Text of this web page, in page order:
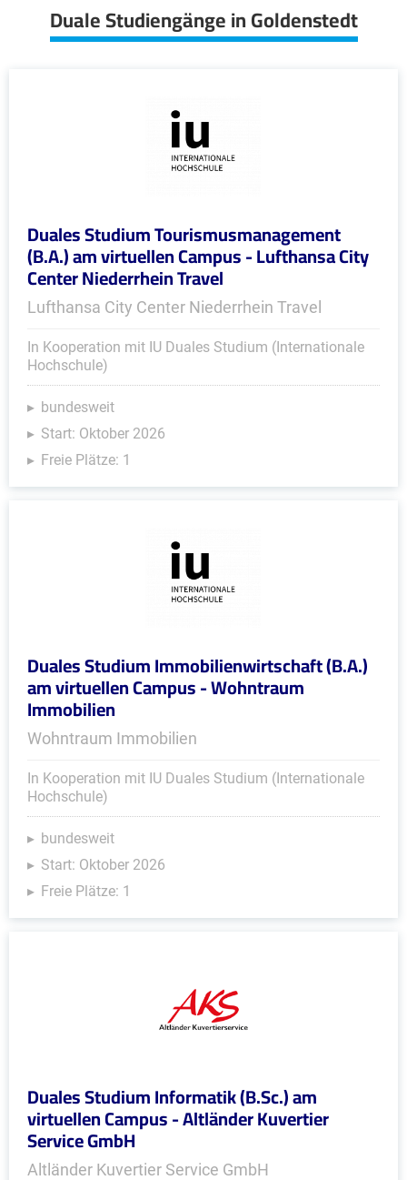
Duale Studiengänge in Goldenstedt
Duales Studium Tourismusmanagement
(B.A.) am virtuellen Campus - Lufthansa City
Center Niederrhein Travel
Lufthansa City Center Niederrhein Travel
In Kooperation mit IU Duales Studium (Internationale
Hochschule)
bundesweit
Start: Oktober 2026
Freie Plätze: 1
Duales Studium Immobilienwirtschaft (B.A.)
am virtuellen Campus - Wohntraum
Immobilien
Wohntraum Immobilien
In Kooperation mit IU Duales Studium (Internationale
Hochschule)
bundesweit
Start: Oktober 2026
Freie Plätze: 1
Duales Studium Informatik (B.Sc.) am
virtuellen Campus - Altländer Kuvertier
Service GmbH
Altländer Kuvertier Service GmbH